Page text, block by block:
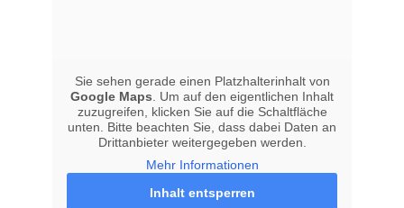
Sie sehen gerade einen Platzhalterinhalt von
Google Maps . Um auf den eigentlichen Inhalt
zuzugreifen, klicken Sie auf die Schaltfläche
unten. Bitte beachten Sie, dass dabei Daten an
Drittanbieter weitergegeben werden.
Mehr Informationen
Inhalt entsperren